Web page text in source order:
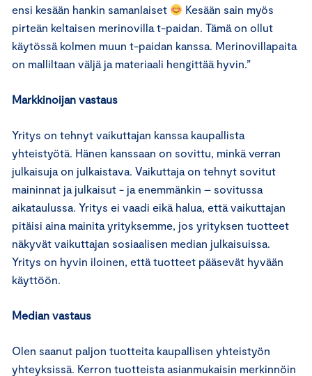
ensi kesään hankin samanlaiset
Kesään sain myös
pirteän keltaisen merinovilla t-paidan. Tämä on ollut
käytössä kolmen muun t-paidan kanssa. Merinovillapaita
on malliltaan väljä ja materiaali hengittää hyvin.”
Markkinoijan vastaus
Yritys on tehnyt vaikuttajan kanssa kaupallista
yhteistyötä. Hänen kanssaan on sovittu, minkä verran
julkaisuja on julkaistava. Vaikuttaja on tehnyt sovitut
maininnat ja julkaisut - ja enemmänkin – sovitussa
aikataulussa. Yritys ei vaadi eikä halua, että vaikuttajan
pitäisi aina mainita yrityksemme, jos yrityksen tuotteet
näkyvät vaikuttajan sosiaalisen median julkaisuissa.
Yritys on hyvin iloinen, että tuotteet pääsevät hyvään
käyttöön.
Median vastaus
Olen saanut paljon tuotteita kaupallisen yhteistyön
yhteyksissä. Kerron tuotteista asianmukaisin merkinnöin